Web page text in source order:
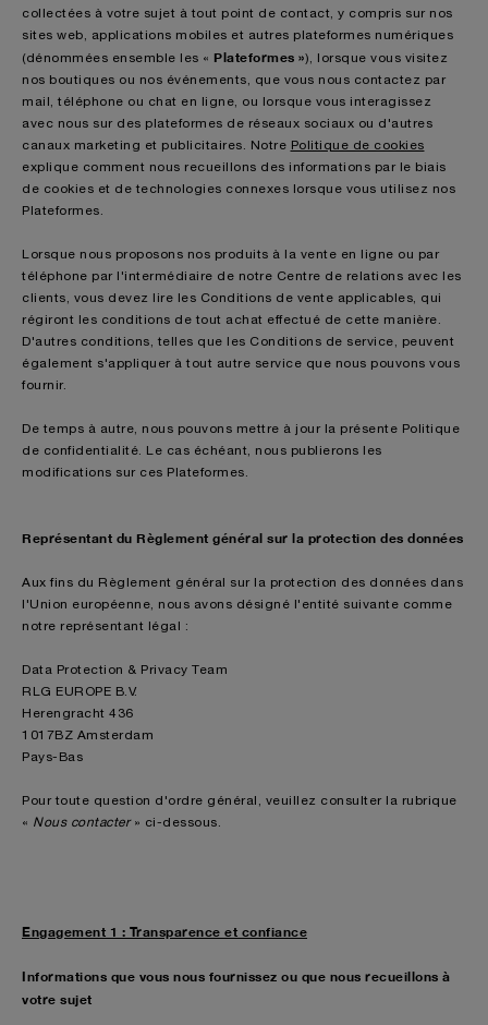
collectées à votre sujet à tout point de contact, y compris sur nos
sites web, applications mobiles et autres plateformes numériques
(dénommées ensemble les « Plateformes »), lorsque vous visitez
nos boutiques ou nos événements, que vous nous contactez par
mail, téléphone ou chat en ligne, ou lorsque vous interagissez
avec nous sur des plateformes de réseaux sociaux ou d'autres
canaux marketing et publicitaires. Notre Politique de cookies
explique comment nous recueillons des informations par le biais
de cookies et de technologies connexes lorsque vous utilisez nos
Plateformes.
Lorsque nous proposons nos produits à la vente en ligne ou par
téléphone par l'intermédiaire de notre Centre de relations avec les
clients, vous devez lire les Conditions de vente applicables, qui
régiront les conditions de tout achat effectué de cette manière.
D'autres conditions, telles que les Conditions de service, peuvent
également s'appliquer à tout autre service que nous pouvons vous
fournir.
De temps à autre, nous pouvons mettre à jour la présente Politique
de confidentialité. Le cas échéant, nous publierons les
modifications sur ces Plateformes.
Représentant du Règlement général sur la protection des données
Aux fins du Règlement général sur la protection des données dans
l'Union européenne, nous avons désigné l'entité suivante comme
notre représentant légal :
Data Protection & Privacy Team
RLG EUROPE B.V.
Herengracht 436
1017BZ Amsterdam
Pays-Bas
Pour toute question d'ordre général, veuillez consulter la rubrique
« Nous contacter» ci-dessous.
Engagement 1 : Transparence et confiance
Informations que vous nous fournissez ou que nous recueillons à
votre sujet